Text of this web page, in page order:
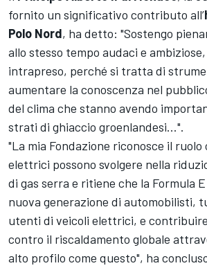
fornito un significativo contributo all’
Polo Nord, ha detto: "Sostengo
allo stesso tempo audaci e
intrapreso, perché si tratta di
aumentare la conoscenza nel
del clima che stanno avendo
strati di ghiaccio groenlandesi...".
"La mia Fondazione riconosce il ruolo
elettrici possono svolgere nella
di gas serra e ritiene che la Formula
nuova generazione di automobilisti,
utenti di veicoli elettrici, e
contro il riscaldamento globale
alto profilo come questo", ha